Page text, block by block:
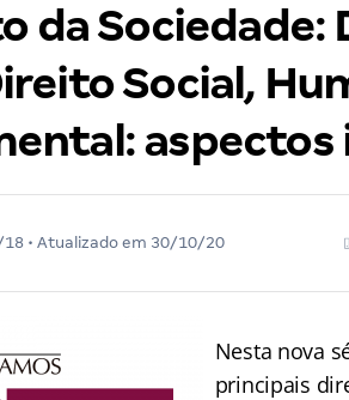
da Sociedade:
Social,
aspectos
• Atualizado em 30/10/20
Nesta nova
principais